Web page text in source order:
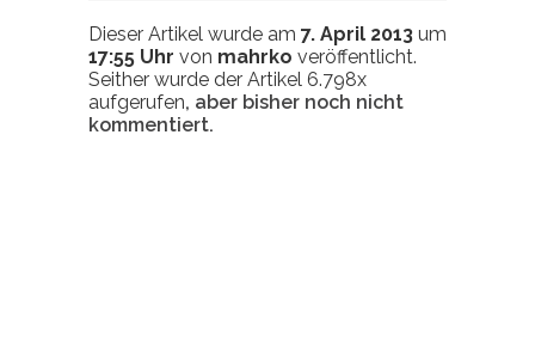
Dieser Artikel wurde am 7. April 2013 um
17:55 Uhr von mahrko veröffentlicht.
Seither wurde der Artikel 6.798x
aufgerufen, aber bisher noch nicht
kommentiert.